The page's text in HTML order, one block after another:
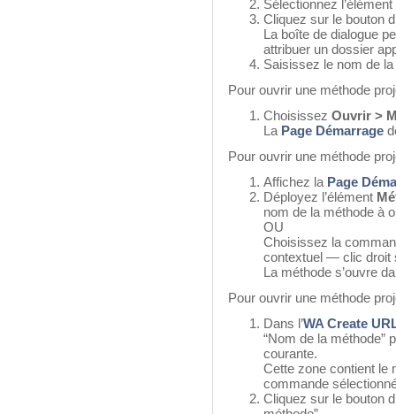
Sélectionnez l’élément
Cliquez sur le bouton
La boîte de dialogue
attribuer un dossier
Saisissez le nom de
Pour ouvrir une méthode
Choisissez Ouvrir >
La Page Démarrage
Pour ouvrir une méthode
Affichez la Page
Déployez l’élément
nom de la méthode à
OU
Choisissez la
contextuel — clic droit
La méthode s’ouvre
Pour ouvrir une méthode
Dans l’WA Create
“Nom de la méthode”
courante.
Cette zone contient le
commande
Cliquez sur le bouton